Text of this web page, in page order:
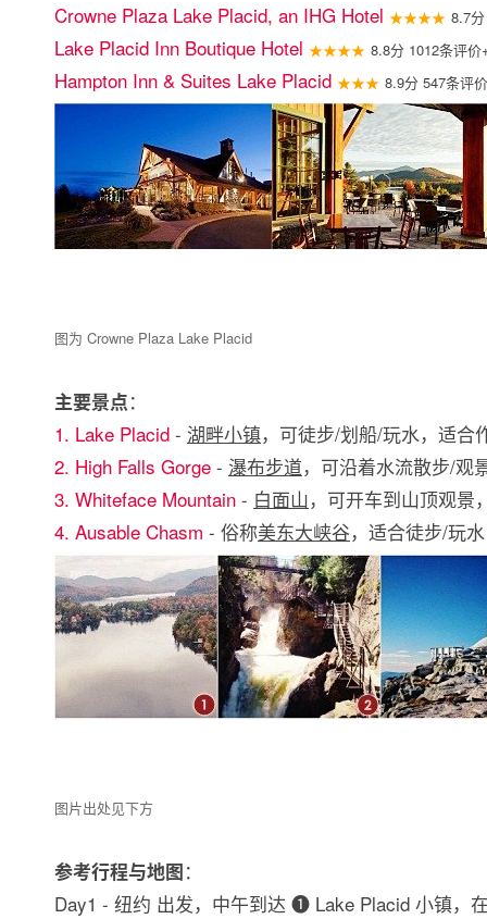
Crowne Plaza Lake Placid, an IHG Hotel ★★★★ 8.7
Lake Placid Inn Boutique Hotel ★★★★ 8.8分 1012条评价
Hampton Inn & Suites Lake Placid ★★★ 8.9分 547条评
图为 Crowne Plaza Lake Placid
主要景点：
1. Lake Placid - 湖畔小镇，可徒步/划船/玩水，适合
2. High Falls Gorge - 瀑布步道，可沿着水流散步/观
3. Whiteface Mountain - 白面山，可开车到山顶观景
4. Ausable Chasm - 俗称美东大峡谷，适合徒步/玩
图片出处见下方
参考行程与地图：
Day1 - 纽约 出发，中午到达 ➊ Lake Placid 小镇，